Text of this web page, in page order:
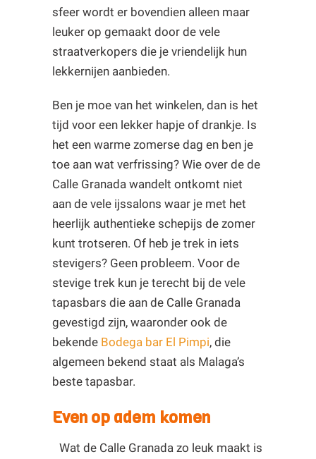
sfeer wordt er bovendien alleen maar
leuker op gemaakt door de vele
straatverkopers die je vriendelijk hun
lekkernijen aanbieden.
Ben je moe van het winkelen, dan is het
tijd voor een lekker hapje of drankje. Is
het een warme zomerse dag en ben je
toe aan wat verfrissing? Wie over de de
Calle Granada wandelt ontkomt niet
aan de vele ijssalons waar je met het
heerlijk authentieke schepijs de zomer
kunt trotseren. Of heb je trek in iets
stevigers? Geen probleem. Voor de
stevige trek kun je terecht bij de vele
tapasbars die aan de Calle Granada
gevestigd zijn, waaronder ook de
bekende Bodega bar El Pimpi, die
algemeen bekend staat als Malaga’s
beste tapasbar.
Even op adem komen
Wat de Calle Granada zo leuk maakt is